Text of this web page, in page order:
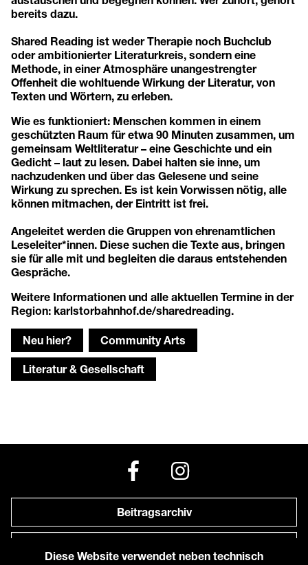
bereits dazu.
Shared Reading ist weder Therapie noch Buchclub
oder ambitionierter Literaturkreis, sondern eine
Methode, in einer Atmosphäre unangestrengter
Offenheit die wohltuende Wirkung der Literatur, von
Texten und Wörtern, zu erleben.
Wie es funktioniert: Menschen kommen in einem
geschützten Raum für etwa 90 Minuten zusammen, um
gemeinsam Weltliteratur – eine Geschichte und ein
Gedicht – laut zu lesen. Dabei halten sie inne, um
nachzudenken und über das Gelesene und seine
Wirkung zu sprechen. Es ist kein Vorwissen nötig, alle
können mitmachen, der Eintritt ist frei.
Angeleitet werden die Gruppen von ehrenamtlichen
Leseleiter*innen. Diese suchen die Texte aus, bringen
sie für alle mit und begleiten die daraus entstehenden
Gespräche.
Weitere Informationen und alle aktuellen Termine in der
Region: karlstorbahnhof.de/sharedreading.
Neu hier? Community Arts
Literatur & Gesellschaft
Beitragsarchiv
Diese Website verwendet neben technisch